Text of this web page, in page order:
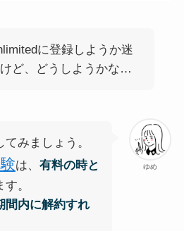
に登録しようか迷
ど、どうしようかな…
ゆめ
みましょう。
は、 有料の時と
。
間内に解約すれ